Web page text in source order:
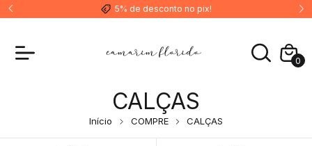
5% de desconto no pix!
0
CALÇAS
Início COMPRE CALÇAS